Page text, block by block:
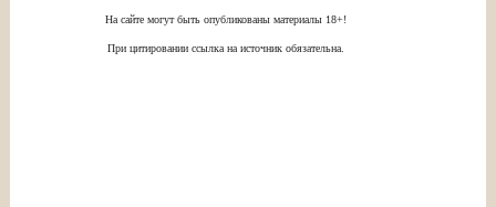
На сайте могут быть опубликованы материалы 18+!
При цитировании ссылка на источник обязательна.